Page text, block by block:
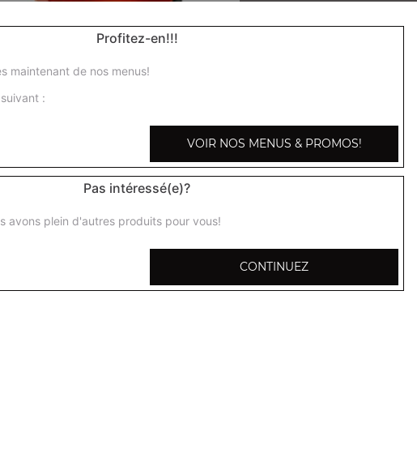
+
Nos
pizza anchois 29 cm,
champignons
Profitez-en!!!
maintenant de nos menus!
:
VOIR NOS MENUS & PROMOS!
Pas intéressé(e)?
avons plein d'autres produits pour vous!
CONTINUEZ